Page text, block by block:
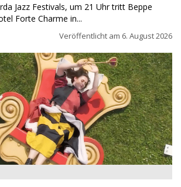
Jazz Festivals, um 21 Uhr tritt Beppe
Forte Charme in...
Veröffentlicht am 6. August 2026
Drei Tage im Wunderland